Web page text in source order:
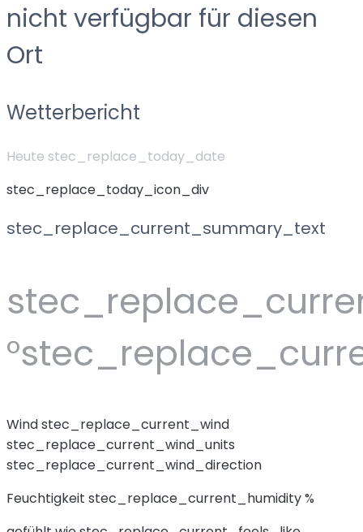
nicht verfügbar für diesen
Ort
Wetterbericht
Heute stec_replace_today_date
stec_replace_today_icon_div
stec_replace_current_summary_text
Windstec_replace_current_wind
stec_replace_current_wind_units
stec_replace_current_wind_direction
Feuchtigkeit stec_replace_current_humidity %